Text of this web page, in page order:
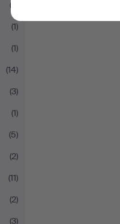
(2)
(1)
(1)
(14)
(3)
(1)
(5)
(2)
(11)
(2)
(3)